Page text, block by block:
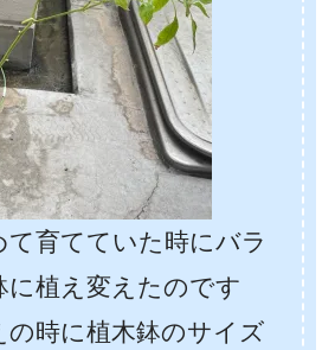
て育てていた時にバラ
に植え変えたのです
の時に植木鉢のサイズ